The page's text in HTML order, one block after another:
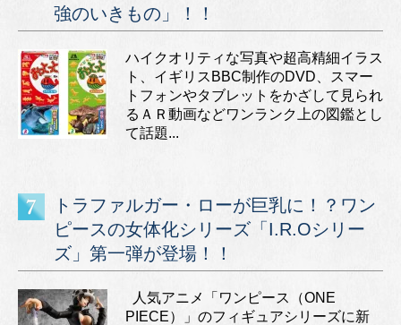
強のいきもの」！！
ハイクオリティな写真や超高精細イラス
ト、イギリスBBC制作のDVD、スマー
トフォンやタブレットをかざして見られ
るＡＲ動画などワンランク上の図鑑とし
て話題...
トラファルガー・ローが巨乳に！？ワン
ピースの女体化シリーズ「I.R.Oシリー
ズ」第一弾が登場！！
人気アニメ「ワンピース（ONE
PIECE）」のフィギュアシリーズに新